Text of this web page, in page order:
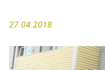
27.04.2018